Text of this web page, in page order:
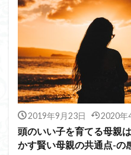
2019年9月23日 2020年
頭のいい子を育てる母親
かす賢い母親の共通点-の